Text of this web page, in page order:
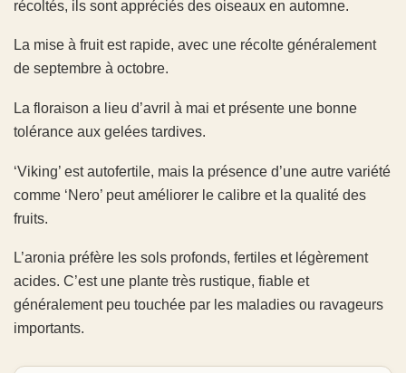
récoltés, ils sont appréciés des oiseaux en automne.
La mise à fruit est rapide, avec une récolte généralement
de septembre à octobre.
La floraison a lieu d’avril à mai et présente une bonne
tolérance aux gelées tardives.
‘Viking’ est autofertile, mais la présence d’une autre variété
comme ‘Nero’ peut améliorer le calibre et la qualité des
fruits.
L’aronia préfère les sols profonds, fertiles et légèrement
acides. C’est une plante très rustique, fiable et
généralement peu touchée par les maladies ou ravageurs
importants.